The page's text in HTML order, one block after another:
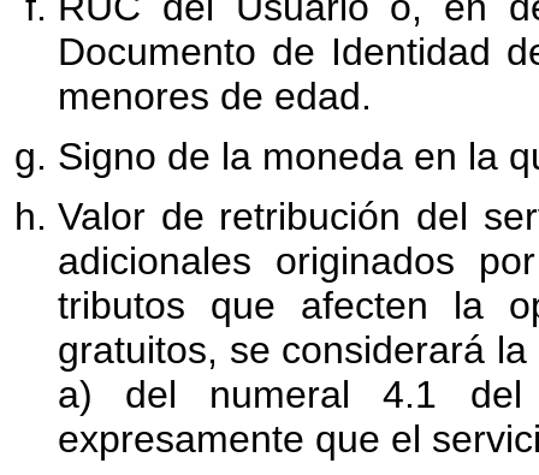
Documento de Identidad
menores de edad.
Signo de la moneda en la
Valor de retribución del
adicionales originados
tributos que afecten la
gratuitos, se considerará
a) del numeral 4.1 del
expresamente que el